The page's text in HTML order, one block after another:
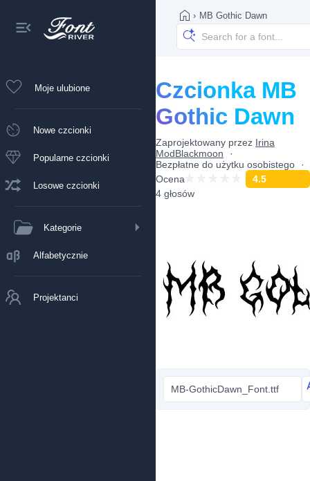
Moje ulubione
Nowe czcionki
Popularne czcionki
Losowe czcionki
Kategorie
Alfabetycznie
Projektanci
› MB Gothic Dawn
Czcionka MB
Gothic Dawn
Zaprojektowany przez Irina
ModBlackmoon
Bezpłatne do użytku osobistego
Ocena
4.5
4 głosów
MB-GothicDawn_Font.ttf